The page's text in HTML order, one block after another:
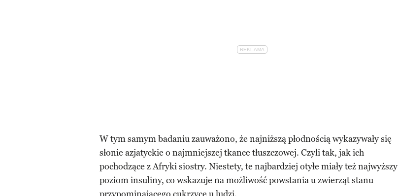
W tym samym badaniu zauważono, że najniższą płodnością wykazywały się
słonie azjatyckie o najmniejszej tkance tłuszczowej. Czyli tak, jak ich
pochodzące z Afryki siostry. Niestety, te najbardziej otyłe miały też najwyższy
poziom insuliny, co wskazuje na możliwość powstania u zwierząt stanu